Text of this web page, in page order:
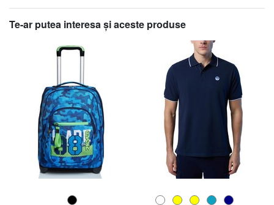
Te-ar putea interesa şi aceste produse